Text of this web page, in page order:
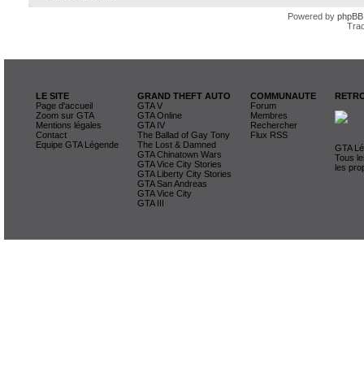
Powered by phpBB
LE SITE
Page d'accueil
Zoom sur GTA
Mentions légales
Contact
Equipe GTA Légende
GRAND THEFT AUTO
GTA V
GTA Online
GTA IV
The Ballad of Gay Tony
The Lost & Damned
GTA Chinatown Wars
GTA Vice City Stories
GTA Liberty City Stories
GTA San Andreas
GTA Vice City
GTA III
COMMUNAUTE
Forum
Membres
Rechercher
Flux RSS
GTA
Tous
les